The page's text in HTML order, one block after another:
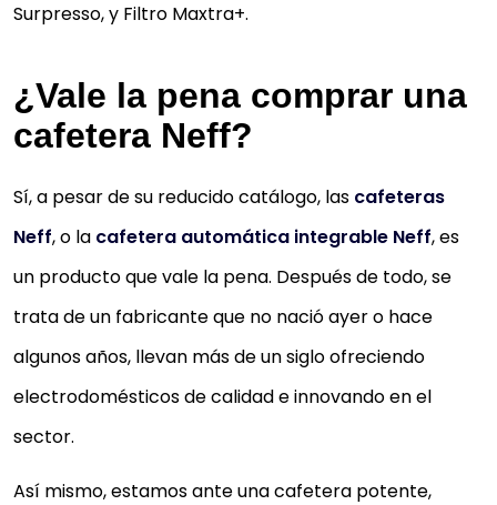
Surpresso, y Filtro Maxtra+.
¿Vale la pena comprar una
cafetera Neff?
Sí, a pesar de su reducido catálogo, las cafeteras
Neff, o la cafetera automática integrable Neff, es
un producto que vale la pena. Después de todo, se
trata de un fabricante que no nació ayer o hace
algunos años, llevan más de un siglo ofreciendo
electrodomésticos de calidad e innovando en el
sector.
Así mismo, estamos ante una cafetera potente,